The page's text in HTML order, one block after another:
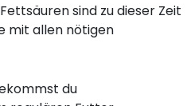
sind zu dieser Zeit
mit allen nötigen
du